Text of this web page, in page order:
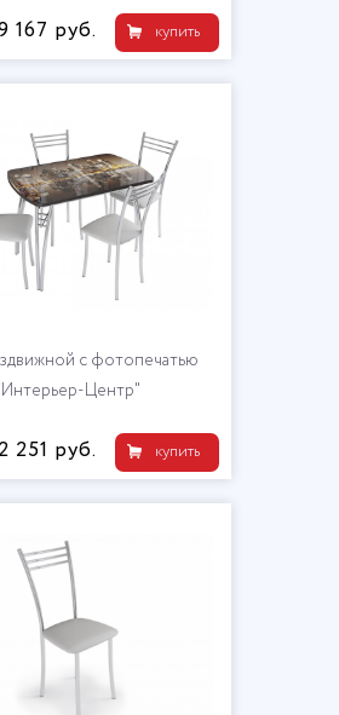
купить
167 руб.
с фотопечатью
Центр"
купить
251 руб.